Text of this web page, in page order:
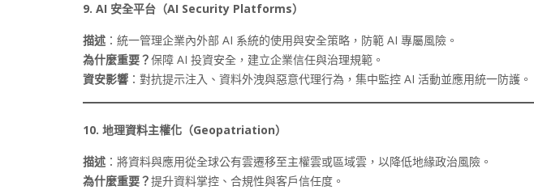
9. AI 安全平台（AI Security Platforms）
描述 ：統一管理企業內外部 AI 系統的使用與安全策略，防範 AI 專屬風險。
為什麼重要？保障 AI 投資安全，建立企業信任與治理規範。
資安影響 ：對抗提示注入、資料外洩與惡意代理行為，集中監控 AI 活動並應用統一防護。
10. 地理資料主權化（Geopatriation）
描述 ：將資料與應用從全球公有雲遷移至主權雲或區域雲，以降低地緣政治風險。
為什麼重要？提升資料掌控、合規性與客戶信任度。